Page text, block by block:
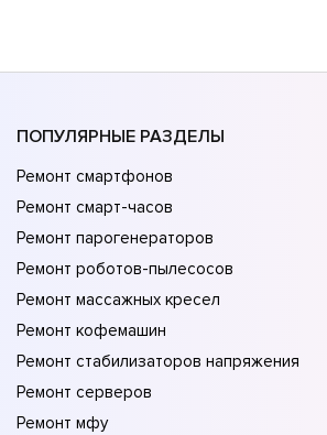
ПОПУЛЯРНЫЕ РАЗДЕЛЫ
Ремонт смартфонов
Ремонт смарт-часов
Ремонт парогенераторов
Ремонт роботов-пылесосов
Ремонт массажных кресел
Ремонт кофемашин
Ремонт стабилизаторов напряжения
Ремонт серверов
Ремонт мфу